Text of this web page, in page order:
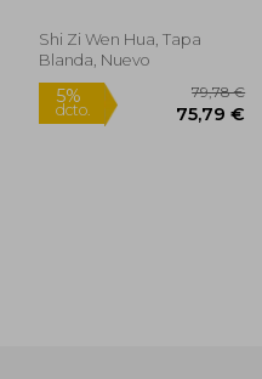
5%
dcto. 41,84 €
Shi Zi Wen Hua, Tapa
Blanda, Nuevo